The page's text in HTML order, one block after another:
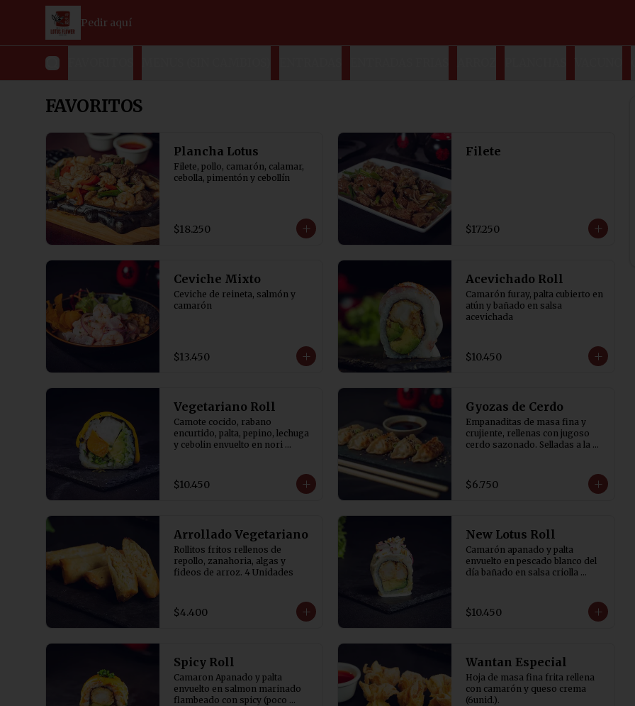
Pedir aquí
FAVORITOS
Plancha Lotus
Filete, pollo, camarón, calamar,
cebolla, pimentón y cebollín
$18.250
Filete
$17.250
Ceviche Mixto
Ceviche de reineta, salmón y
camarón
$13.450
Acevichado Roll
Camarón furay, palta cubierto en
atún y bañado en salsa
acevichada
$10.450
Vegetariano Roll
Camote cocido, rabano
encurtido, palta, pepino, lechuga
y cebolin envuelto en nori
$10.450
Gyozas de Cerdo
Empanaditas de masa fina y
crujiente, rellenas con jugoso
cerdo sazonado. Selladas a la
crocante. Acompañadas de salsa
de soya con un toque de vinagre.
$6.750
Arrollado Vegetariano
Rollitos fritos rellenos de
repollo, zanahoria, algas y
fideos de arroz. 4 Unidades
$4.400
New Lotus Roll
Camarón apanado y palta
envuelto en pescado blanco del
día bañado en salsa criolla
$10.450
Spicy Roll
Camaron Apanado y palta
envuelto en salmon marinado
flambeado con spicy (poco
Wantan Especial
Hoja de masa fina frita rellena
con camarón y queso crema
(6unid.).